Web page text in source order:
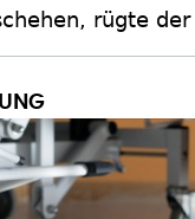
rügte